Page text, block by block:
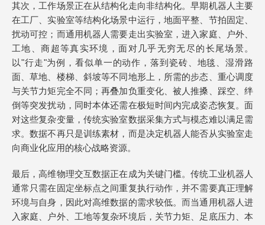
其次，工作场景正在从结构化走向非结构化。早期机器人主要
在工厂、实验室等结构化场景中运行，地面平整、节拍固定、
扰动可控；而通用机器人需要走出实验室，进入家庭、户外、
工地、商超等真实环境，面对几乎无穷无尽的长尾场景。
以"行走"为例，看似单一的动作，落到瓷砖、地毯、湿滑路
面、草地、楼梯、斜坡等不同地形上，所需的步态、重心调度
与关节力矩完全不同；再叠加负重变化、被人推搡、踩空、绊
倒等突发扰动，同时本体还需在极短时间内完成姿态恢复。面
对这些复杂变量，传统实验室数据采集方式与模态难以满足需
求。数据不再只是训练素材，而是决定机器人能否从实验室走
向商业化应用的核心战略资源。
最后，高维物理交互数据正在成为关键门槛。传统工业机器人
通常只需在固定坐标点之间重复执行动作，并不需要真正理解
环境与自身，因此对高维数据的需求较低。而当通用机器人进
入家庭、户外、工地等复杂环境后，关节力矩、足底压力、本